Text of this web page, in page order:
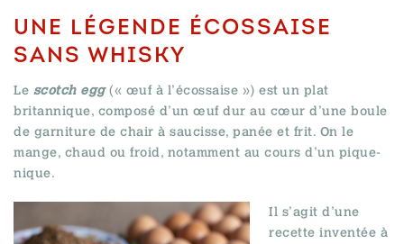
UNE LÉGENDE ÉCOSSAISE
SANS WHISKY
Le scotch egg(« œuf à l’écossaise ») est un plat
britannique, composé d’un œuf dur au cœur d’une boule
de garniture de chair à saucisse, panée et frit. On le
mange, chaud ou froid, notamment au cours d’un pique-
nique.
Il s’agit d’une
recette inventée à